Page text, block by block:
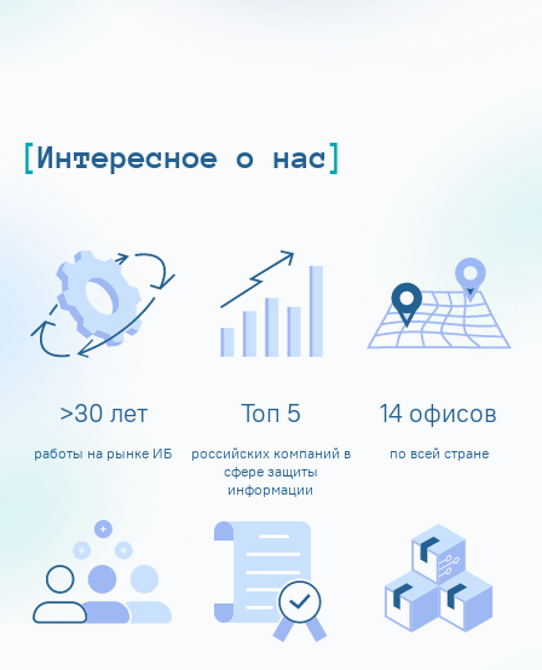
Интересное о нас
>30 лет
работы на рынке ИБ
Топ 5
российских компаний в
сфере защиты
информации
14 офисов
по всей стране